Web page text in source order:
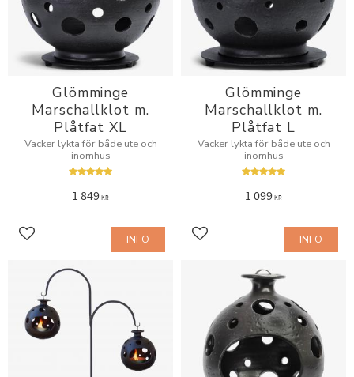
Glömminge
Marschallklot m.
Plåtfat XL
Vacker lykta för både ute och
inomhus
1 849KR
Lägg till i favoriter INFO
Glömminge
Marschallklot m.
Plåtfat L
Vacker lykta för både ute och
inomhus
1 099KR
Lägg till i favoriter INFO